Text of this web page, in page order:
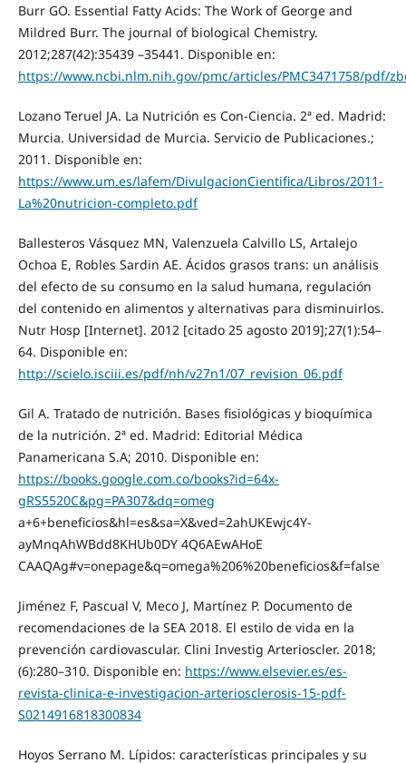
Burr GO. Essential Fatty Acids: The Work of George and
Mildred Burr. The journal of biological Chemistry.
2012;287(42):35439 –35441. Disponible en:
https://www.ncbi.nlm.nih.gov/pmc/articles/PMC3471758/pdf/
Lozano Teruel JA. La Nutrición es Con-Ciencia. 2ª ed. Madrid:
Murcia. Universidad de Murcia. Servicio de Publicaciones.;
2011. Disponible en:
https://www.um.es/lafem/DivulgacionCientifica/Libros/2011-
La%20nutricion-completo.pdf
Ballesteros Vásquez MN, Valenzuela Calvillo LS, Artalejo
Ochoa E, Robles Sardin AE. Ácidos grasos trans: un análisis
del efecto de su consumo en la salud humana, regulación
del contenido en alimentos y alternativas para disminuirlos.
Nutr Hosp [Internet]. 2012 [citado 25 agosto 2019];27(1):54–
64. Disponible en:
http://scielo.isciii.es/pdf/nh/v27n1/07_revision_06.pdf
Gil A. Tratado de nutrición. Bases fisiológicas y bioquímica
de la nutrición. 2ª ed. Madrid: Editorial Médica
Panamericana S.A; 2010. Disponible en:
https://books.google.com.co/books?id=64x-
gRS5520C&pg=PA307&dq=omeg
a+6+beneficios&hl=es&sa=X&ved=2ahUKEwjc4Y-
ayMnqAhWBdd8KHUb0DY 4Q6AEwAHoE
CAAQAg#v=onepage&q=omega%206%20beneficios&f=false
Jiménez F, Pascual V, Meco J, Martínez P. Documento de
recomendaciones de la SEA 2018. El estilo de vida en la
prevención cardiovascular. Clini Investig Arterioscler. 2018;
(6):280–310. Disponible en: https://www.elsevier.es/es-
revista-clinica-e-investigacion-arteriosclerosis-15-pdf-
S0214916818300834
Hoyos Serrano M. Lípidos: características principales y su